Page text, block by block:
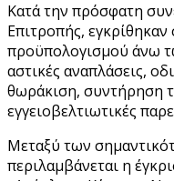
Κατά την πρόσφατη
Επιτροπής,
προϋπολογισμού άνω
αστικές αναπλάσεις,
θωράκιση, συντήρηση
εγγειοβελτιωτικές
Μεταξύ των
περιλαμβάνεται η